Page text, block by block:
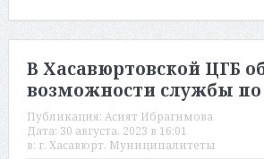
В Хасавюртовской ЦГБ
возможности службы по
Публикация: Асият Ибрагимова
Дата: 30 августа, 2023 в 16:01
в: г. Хасавюрт, Муниципалитеты